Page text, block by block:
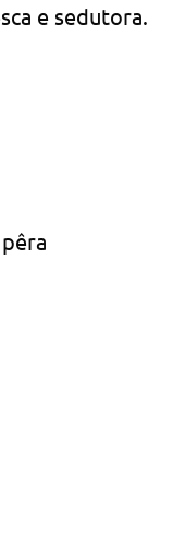
e sedutora.